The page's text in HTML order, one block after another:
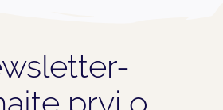
prvi o